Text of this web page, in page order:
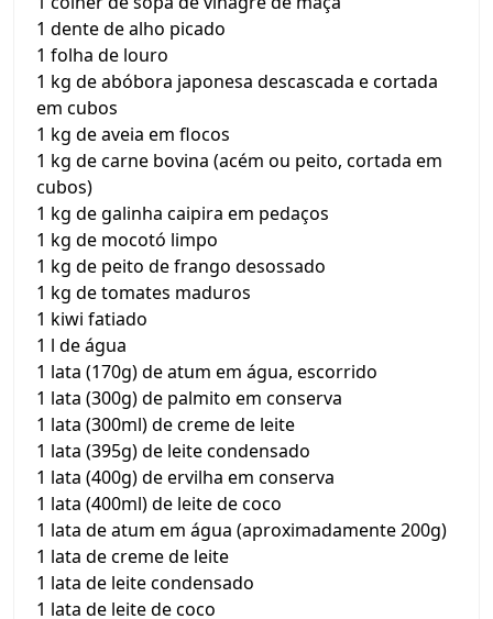
1 dente de alho picado
1 folha de louro
1 kg de abóbora japonesa descascada e cortada
em cubos
1 kg de aveia em flocos
1 kg de carne bovina (acém ou peito, cortada em
cubos)
1 kg de galinha caipira em pedaços
1 kg de mocotó limpo
1 kg de peito de frango desossado
1 kg de tomates maduros
1 kiwi fatiado
1 l de água
1 lata (170g) de atum em água, escorrido
1 lata (300g) de palmito em conserva
1 lata (300ml) de creme de leite
1 lata (395g) de leite condensado
1 lata (400g) de ervilha em conserva
1 lata (400ml) de leite de coco
1 lata de atum em água (aproximadamente 200g)
1 lata de creme de leite
1 lata de leite condensado
1 lata de leite de coco